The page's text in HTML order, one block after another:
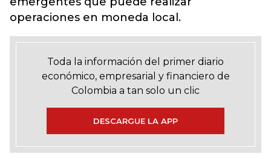
operaciones en moneda local.
Toda la información del primer diario
económico, empresarial y financiero de
Colombia a tan solo un clic
DESCARGUE LA APP